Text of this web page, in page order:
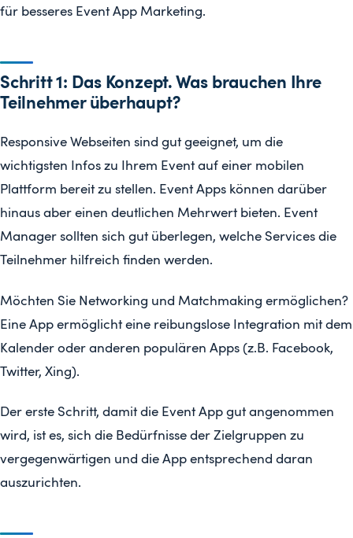
für besseres Event App Marketing.
Schritt 1: Das Konzept. Was brauchen Ihre
Teilnehmer überhaupt?
Responsive Webseiten sind gut geeignet, um die
wichtigsten Infos zu Ihrem Event auf einer mobilen
Plattform bereit zu stellen. Event Apps können darüber
hinaus aber einen deutlichen Mehrwert bieten. Event
Manager sollten sich gut überlegen, welche Services die
Teilnehmer hilfreich finden werden.
Möchten Sie Networking und Matchmaking ermöglichen?
Eine App ermöglicht eine reibungslose Integration mit dem
Kalender oder anderen populären Apps (z.B. Facebook,
Twitter, Xing).
Der erste Schritt, damit die Event App gut angenommen
wird, ist es, sich die Bedürfnisse der Zielgruppen zu
vergegenwärtigen und die App entsprechend daran
auszurichten.